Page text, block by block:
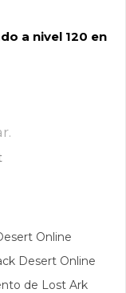
a nivel 120 en
Online
Desert Online
de Lost Ark